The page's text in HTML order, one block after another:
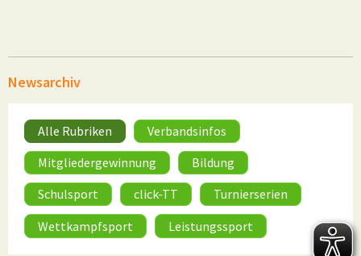
Newsarchiv
Alle Rubriken
Verbandsinfos
Mitgliedergewinnung
Bildung
Schulsport
click-TT
Turnierserien
Wettkampfsport
Leistungssport